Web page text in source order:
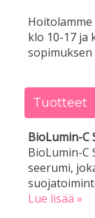
klo 10-17 ja
sopimuksen
Tuotteet
BioLumin-C
BioLumin-C
seerumi,
Lue lisää »